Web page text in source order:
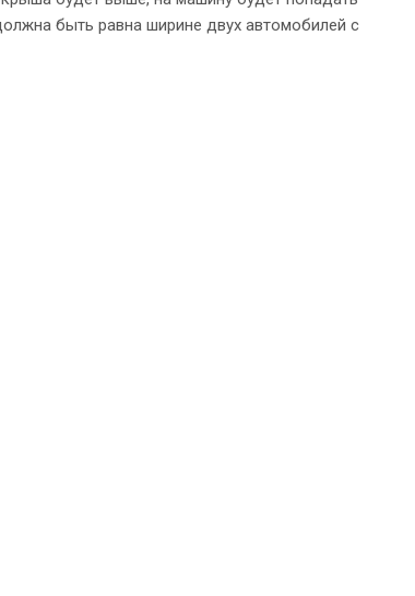
быть равна ширине двух автомобилей с